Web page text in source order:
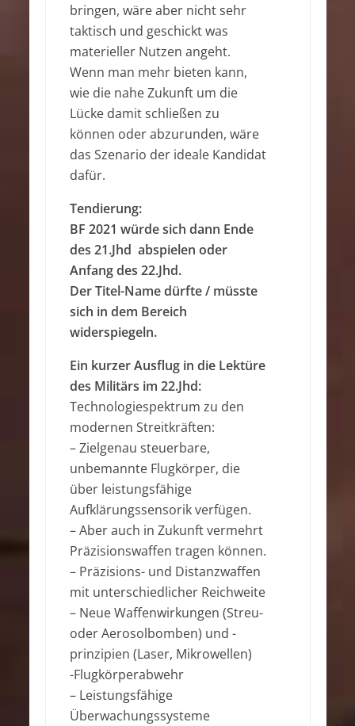
bringen, wäre aber nicht sehr
taktisch und geschickt was
materieller Nutzen angeht.
Wenn man mehr bieten kann,
wie die nahe Zukunft um die
Lücke damit schließen zu
können oder abzurunden, wäre
das Szenario der ideale Kandidat
dafür.
Tendierung:
BF 2021 würde sich dann Ende
des 21.Jhd abspielen oder
Anfang des 22.Jhd.
Der Titel-Name dürfte / müsste
sich in dem Bereich
widerspiegeln.
Ein kurzer Ausflug in die Lektüre
des Militärs im 22.Jhd:
Technologiespektrum zu den
modernen Streitkräften:
– Zielgenau steuerbare,
unbemannte Flugkörper, die
über leistungsfähige
Aufklärungssensorik verfügen.
– Aber auch in Zukunft vermehrt
Präzisionswaffen tragen können.
– Präzisions- und Distanzwaffen
mit unterschiedlicher Reichweite
– Neue Waffenwirkungen (Streu-
oder Aerosolbomben) und -
prinzipien (Laser, Mikrowellen)
-Flugkörperabwehr
– Leistungsfähige
Überwachungssysteme